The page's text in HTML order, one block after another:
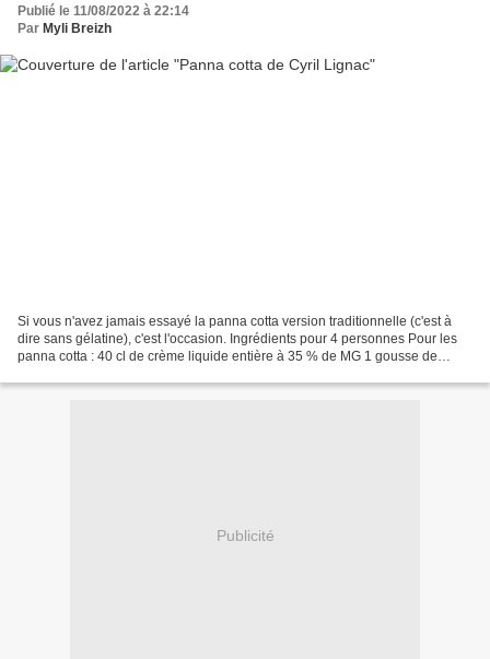
Publié le 11/08/2022 à 22:14
Par Myli Breizh
Si vous n'avez jamais essayé la panna cotta version traditionnelle (c'est à
dire sans gélatine), c'est l'occasion. Ingrédients pour 4 personnes Pour les
panna cotta : 40 cl de crème liquide entière à 35 % de MG 1 gousse de
Publicité